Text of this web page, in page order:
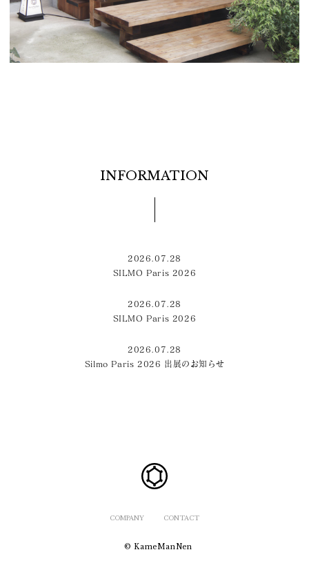
INFORMATION
2026.07.28
SILMO Paris 2026
2026.07.28
SILMO Paris 2026
2026.07.28
Silmo Paris 2026 出展のお知らせ
COMPANY CONTACT
© KameManNen